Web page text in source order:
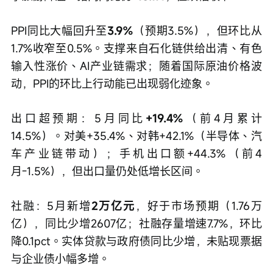
PPI同比大幅回升至3.9% （预期3.5%），但环比从
1.7%收窄至0.5%。支撑来自石化链供给出清、有色
输入性涨价、AI产业链需求；随着国际原油价格波
动，PPI的环比上行动能已出现弱化迹象。
出口超预期：5月同比 +19.4% （前4月累计
14.5%）。对美+35.4%、对韩+42.1%（半导体、汽
车产业链带动）；手机出口额+44.3%（前4
月-1.5%），但出口量仍处低增长区间。
社融：5月新增2万亿元 ，好于市场预期（1.76万
亿），同比少增2607亿；社融存量增速7.7%，环比
降0.1pct。实体贷款与政府债同比少增，未贴现票据
与企业债小幅多增。